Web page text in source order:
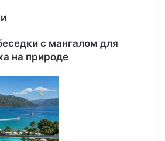
с мангалом для
на природе